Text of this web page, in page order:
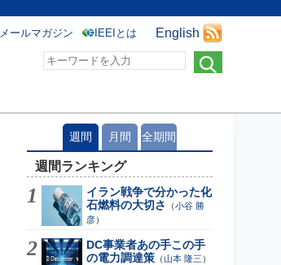
English
メールマガジン IEEIとは
週間 月間 全期間
週間ランキング
イラン戦争で分かった化
石燃料の大切さ
（小谷 勝
彦）
DC事業者あの手この手
の電力調達策 （山本 隆三 ）